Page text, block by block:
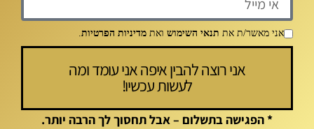
אני מאשר/ת את תנאי השימוש ואת מדיניות הפרטיות.
אני רוצה להבין איפה אני עומד ומה
לעשות עכשיו!
* הפגישה בתשלום – אבל תחסוך לך הרבה יותר.